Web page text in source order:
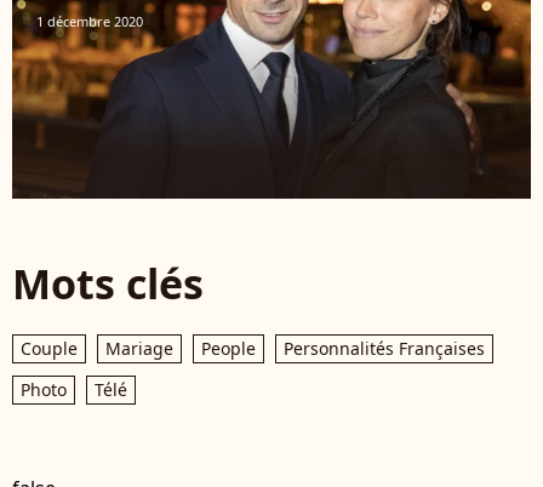
1 décembre 2020
Mots clés
Couple Mariage People
Personnalités Françaises
Photo
Télé